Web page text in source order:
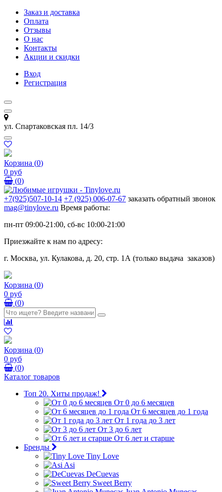
Заказ и доставка
Оплата
Отзывы
О нас
Контакты
Акции и скидки
Вход
Регистрация
ул. Спартаковская пл. 14/3
Корзина (0)
0 руб
(0)
+7(925)507-10-14 +7 (925) 006-07-67 заказать обратный звонок
mag@tinylove.ru Время работы:
пн-пт 09:00-21:00, сб-вс 10:00-21:00
Приезжайте к нам по адресу:
г. Москва, ул. Кулакова, д. 20, стр. 1А (только выдача заказов)
Корзина (0)
0 руб
(0)
Корзина (0)
0 руб
(0)
Каталог товаров
Топ 20. Хиты продаж!
От 0 до 6 месяцев
От 6 месяцев до 1 года
От 1 года до 3 лет
От 3 до 6 лет
От 6 лет и старше
Бренды
Tiny Love
Asi
DeCuevas
Sweet Berry